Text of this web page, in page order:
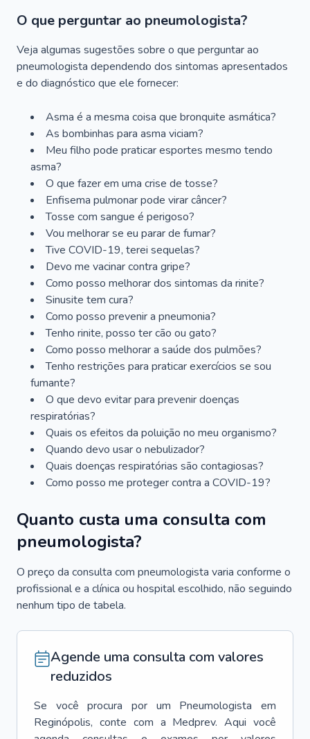
O que perguntar ao pneumologista?
Veja algumas sugestões sobre o que perguntar ao
pneumologista dependendo dos sintomas apresentados
e do diagnóstico que ele fornecer:
Asma é a mesma coisa que bronquite asmática?
As bombinhas para asma viciam?
Meu filho pode praticar esportes mesmo tendo
asma?
O que fazer em uma crise de tosse?
Enfisema pulmonar pode virar câncer?
Tosse com sangue é perigoso?
Vou melhorar se eu parar de fumar?
Tive COVID-19, terei sequelas?
Devo me vacinar contra gripe?
Como posso melhorar dos sintomas da rinite?
Sinusite tem cura?
Como posso prevenir a pneumonia?
Tenho rinite, posso ter cão ou gato?
Como posso melhorar a saúde dos pulmões?
Tenho restrições para praticar exercícios se sou
fumante?
O que devo evitar para prevenir doenças
respiratórias?
Quais os efeitos da poluição no meu organismo?
Quando devo usar o nebulizador?
Quais doenças respiratórias são contagiosas?
Como posso me proteger contra a COVID-19?
Quanto custa uma consulta com
pneumologista?
O preço da consulta com pneumologista varia conforme o
profissional e a clínica ou hospital escolhido, não seguindo
nenhum tipo de tabela.
Agende uma consulta com valores
reduzidos
Se você procura por um Pneumologista
em
Reginópolis, conte com a Medprev. Aqui você